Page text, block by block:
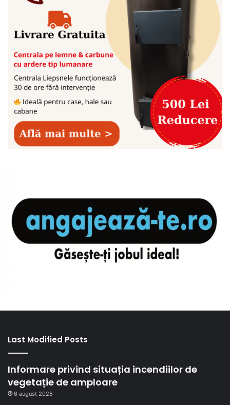
Last Modified Posts
Informare privind situația incendiilor de
vegetație de amploare
6 august 2026